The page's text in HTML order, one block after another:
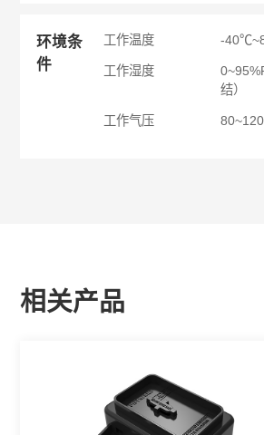
环境条
件
工作温度 -
工作湿度
结）
工作气压
相关产品